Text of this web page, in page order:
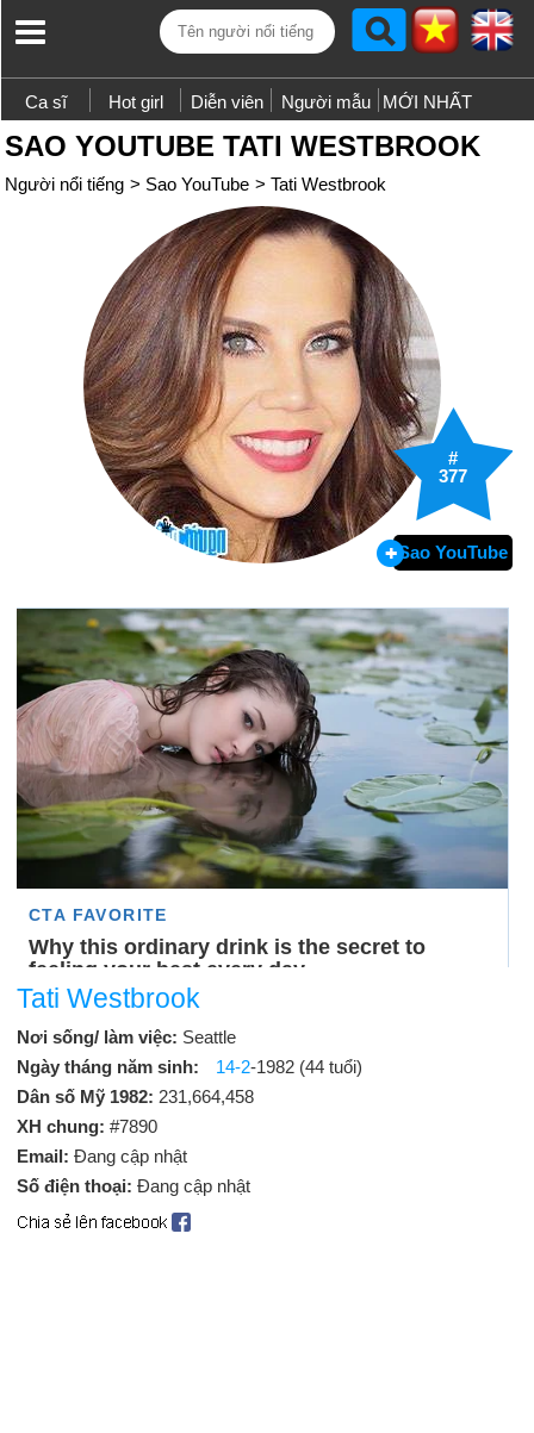
Ca sĩ Hot girl Diễn viên Người mẫu MỚI NHẤT
SAO YOUTUBE TATI WESTBROOK
Người nổi tiếng > Sao YouTube > Tati Westbrook
#
377
Sao YouTube
Tati Westbrook
Nơi sống/ làm việc: Seattle
Ngày tháng năm sinh:
14-2-1982 (44 tuổi)
Dân số Mỹ 1982: 231,664,458
XH chung: #7890
Email: Đang cập nhật
Số điện thoại: Đang cập nhật